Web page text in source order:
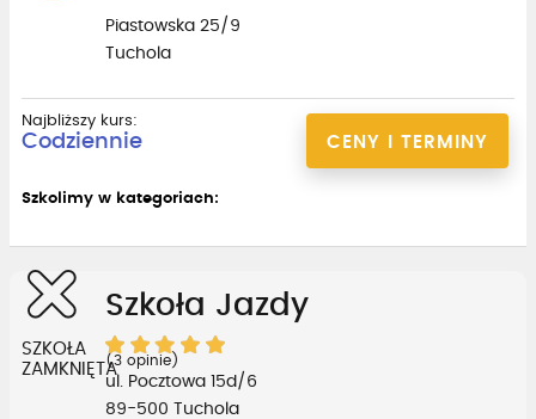
Piastowska 25/9
Tuchola
CENY I TERMINY
Najbliższy kurs:
Codziennie
Szkolimy w kategoriach:
SZKOŁA
ZAMKNIĘTA
Szkoła Jazdy
(3 opinie)
ul. Pocztowa 15d/6
89-500 Tuchola